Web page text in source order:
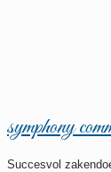
symphony
Succesvol